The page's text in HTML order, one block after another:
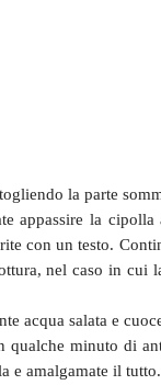
la parte
appassire la
con un testo.
nel caso in cui
acqua salata e
qualche minuto di
e amalgamate il tutto.